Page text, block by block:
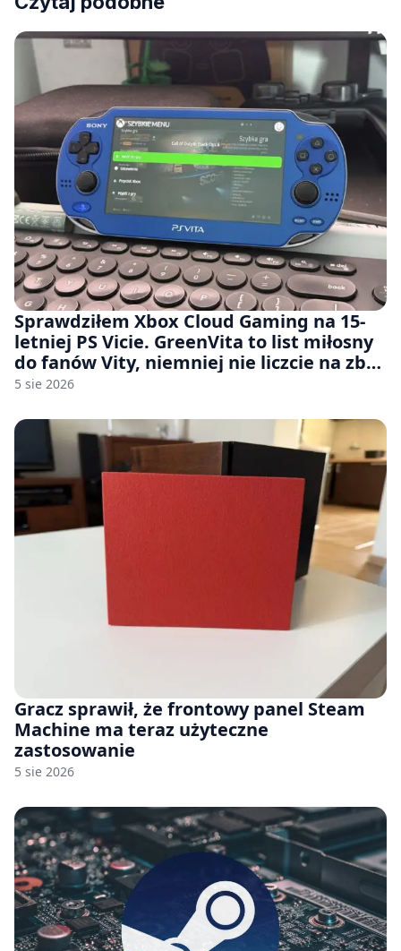
Sprawdziłem Xbox Cloud Gaming na 15-
letniej PS Vicie. GreenVita to list miłosny
do fanów Vity, niemniej nie liczcie na zbyt
wiele [FELIETON]
5 sie 2026
Gracz sprawił, że frontowy panel Steam
Machine ma teraz użyteczne
zastosowanie
5 sie 2026